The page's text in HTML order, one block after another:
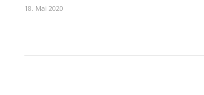
18. Mai 2020